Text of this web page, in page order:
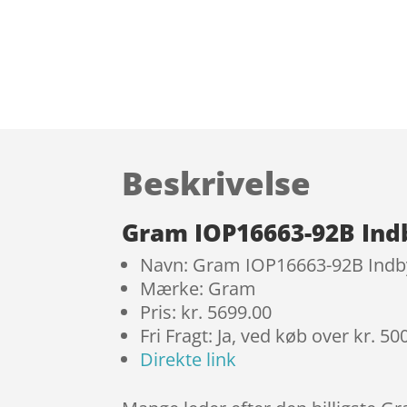
Beskrivelse
Gram IOP16663-92B
Navn: Gram IOP16663-92B
Mærke: Gram
Pris: kr. 5699.00
Fri Fragt: Ja, ved køb over kr.
Direkte link